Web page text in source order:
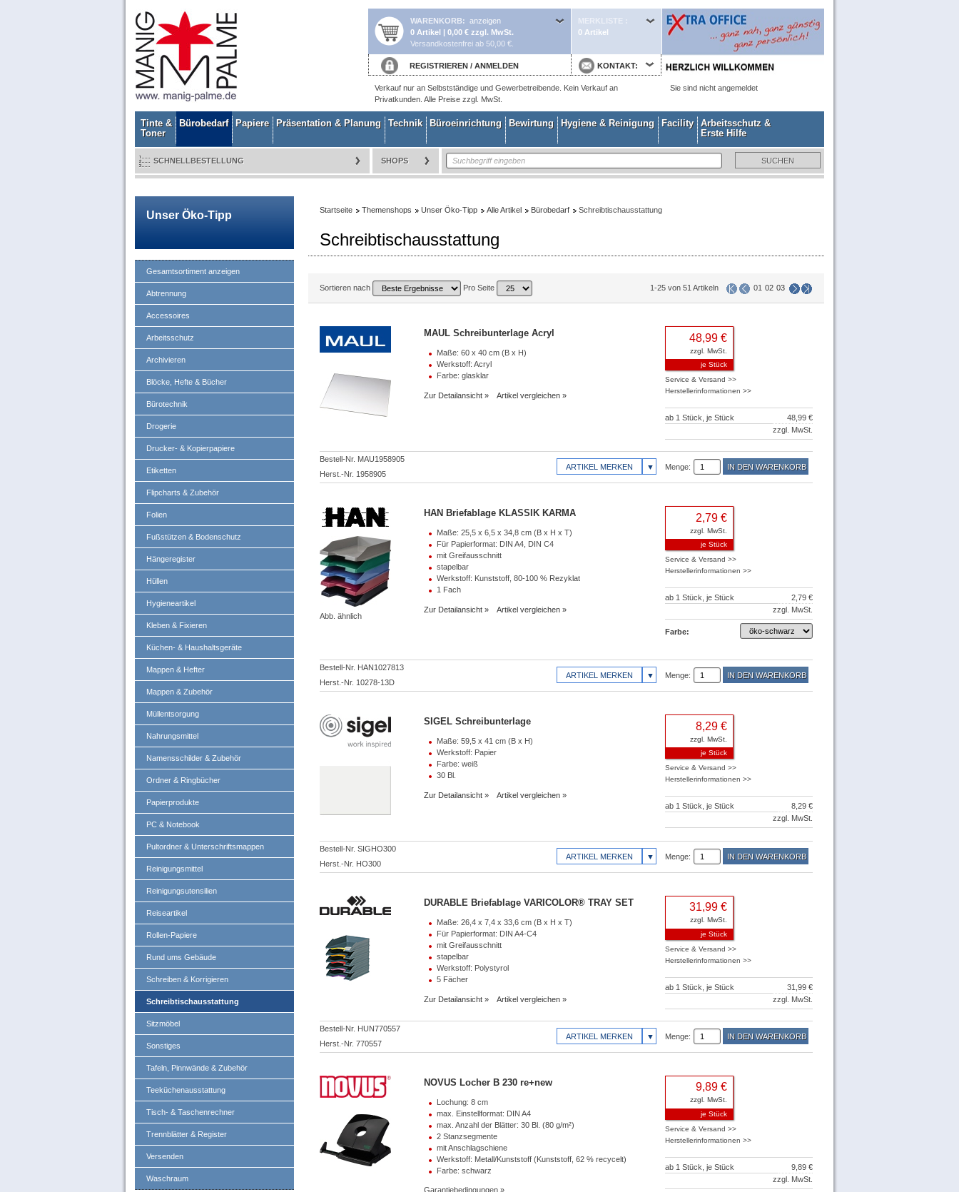
WARENKORB
anzeigen
0 Artikel | 0,00 € zzgl. MwSt.
Versandkostenfrei ab 50,00 €.
MERKLISTE
0 Artikel
REGISTRIEREN / ANMELDEN KONTAKT
Verkauf nur an Selbstständige und Gewerbetreibende. Kein Verkauf an
Privatkunden. Alle Preise zzgl. MwSt.
Sie sind nicht angemeldet
Tinte &
Toner
Bürobedarf Papiere Präsentation & Planung Technik Büroeinrichtung Bewirtung Hygiene & Reinigung Facility
Arbeitsschutz &
Erste Hilfe
SCHNELLBESTELLUNG SHOPS
Unser Öko-Tipp
Gesamtsortiment anzeigen
Abtrennung
Accessoires
Arbeitsschutz
Archivieren
Blöcke, Hefte & Bücher
Bürotechnik
Drogerie
Drucker- & Kopierpapiere
Etiketten
Flipcharts & Zubehör
Folien
Fußstützen & Bodenschutz
Hängeregister
Hüllen
Hygieneartikel
Kleben & Fixieren
Küchen- & Haushaltsgeräte
Mappen & Hefter
Mappen & Zubehör
Müllentsorgung
Nahrungsmittel
Namensschilder & Zubehör
Ordner & Ringbücher
Papierprodukte
PC & Notebook
Pultordner & Unterschriftsmappen
Reinigungsmittel
Reinigungsutensilien
Reiseartikel
Rollen-Papiere
Rund ums Gebäude
Schreiben & Korrigieren
Schreibtischausstattung
Sitzmöbel
Sonstiges
Tafeln, Pinnwände & Zubehör
Teeküchenausstattung
Tisch- & Taschenrechner
Trennblätter & Register
Versenden
Waschraum
Startseite Themenshops Unser Öko-Tipp Alle Artikel Bürobedarf Schreibtischausstattung
Schreibtischausstattung
Sortieren nach Pro Seite 1-25 von 51 Artikeln 01 02 03
je Stück
48,99 €
zzgl. MwSt.
Service & Versand >>
Herstellerinformationen >>
zzgl. MwSt.
ab 1 Stück, je Stück 48,99 €
MAUL Schreibunterlage Acryl
Maße: 60 x 40 cm (B x H)
Werkstoff: Acryl
Farbe: glasklar
Zur Detailansicht Artikel vergleichen
Menge:
Bestell-Nr. MAU1958905
Herst.-Nr. 1958905
je Stück
2,79 €
zzgl. MwSt.
Service & Versand >>
Herstellerinformationen >>
zzgl. MwSt.
ab 1 Stück, je Stück 2,79 €
Farbe:
Abb. ähnlich
HAN Briefablage KLASSIK KARMA
Maße: 25,5 x 6,5 x 34,8 cm (B x H x T)
Für Papierformat: DIN A4, DIN C4
mit Greifausschnitt
stapelbar
Werkstoff: Kunststoff, 80-100 % Rezyklat
1 Fach
Zur Detailansicht Artikel vergleichen
Menge:
Bestell-Nr. HAN1027813
Herst.-Nr. 10278-13D
je Stück
8,29 €
zzgl. MwSt.
Service & Versand >>
Herstellerinformationen >>
zzgl. MwSt.
ab 1 Stück, je Stück 8,29 €
SIGEL Schreibunterlage
Maße: 59,5 x 41 cm (B x H)
Werkstoff: Papier
Farbe: weiß
30 Bl.
Zur Detailansicht Artikel vergleichen
Menge:
Bestell-Nr. SIGHO300
Herst.-Nr. HO300
je Stück
31,99 €
zzgl. MwSt.
Service & Versand >>
Herstellerinformationen >>
zzgl. MwSt.
ab 1 Stück, je Stück 31,99 €
DURABLE Briefablage VARICOLOR® TRAY SET
Maße: 26,4 x 7,4 x 33,6 cm (B x H x T)
Für Papierformat: DIN A4-C4
mit Greifausschnitt
stapelbar
Werkstoff: Polystyrol
5 Fächer
Zur Detailansicht Artikel vergleichen
Menge:
Bestell-Nr. HUN770557
Herst.-Nr. 770557
je Stück
9,89 €
zzgl. MwSt.
Service & Versand >>
Herstellerinformationen >>
zzgl. MwSt.
ab 1 Stück, je Stück 9,89 €
NOVUS Locher B 230 re+new
Lochung: 8 cm
max. Einstellformat: DIN A4
max. Anzahl der Blätter: 30 Bl. (80 g/m²)
2 Stanzsegmente
mit Anschlagschiene
Werkstoff: Metall/Kunststoff (Kunststoff, 62 % recycelt)
Farbe: schwarz
Garantiebedingungen